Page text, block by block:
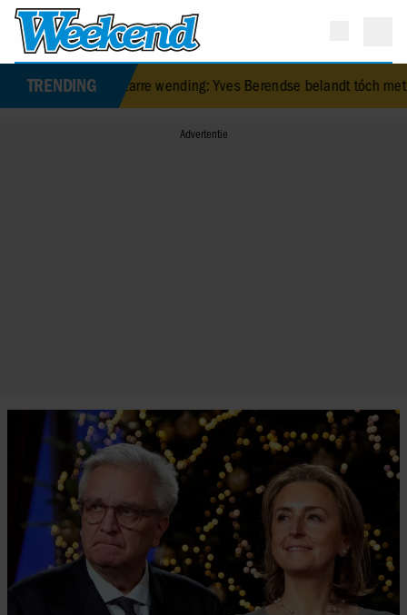
TRENDING
bizarre wending: Yves Berendse belandt tóch met Valentijn